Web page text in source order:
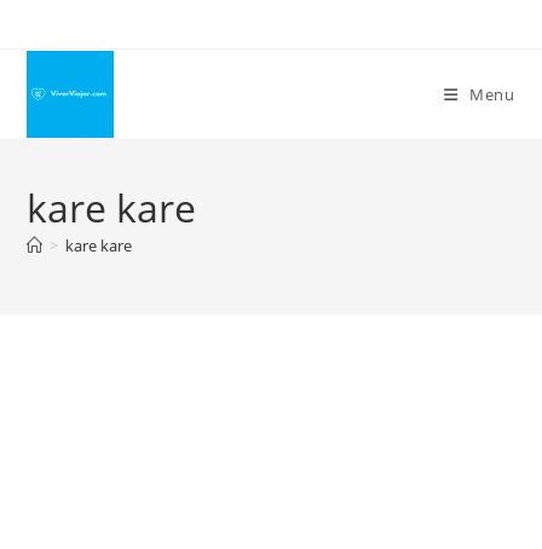
conteúdo
Menu
kare kare
> kare kare